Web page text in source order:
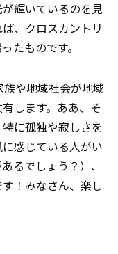
輝いているのを見
、クロスカントリ
たものです。
や地域社会が地域
します。ああ、そ
に孤独や寂しさを
感じている人がい
るでしょう？）、
！みなさん、楽し